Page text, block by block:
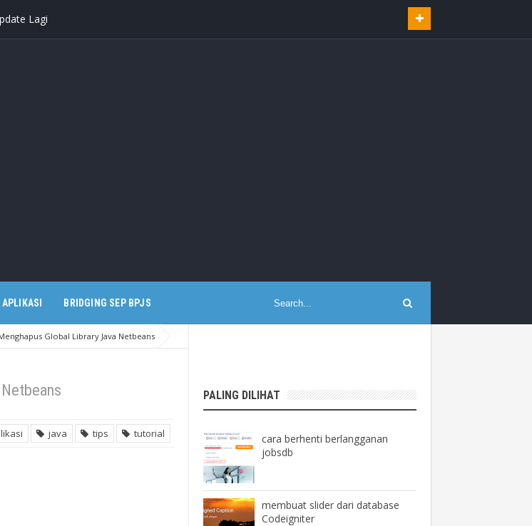
Lagi
BRIDGING SEP BPJS
Global Library Java Netbeans
java tips tutorial
PALING DILIHAT
cara berhenti berlangganan
jobsdb
membuat slider dari database
Codeigniter